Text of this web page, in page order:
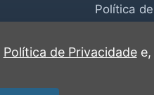
Política
Contato
Política de Privacidadee,